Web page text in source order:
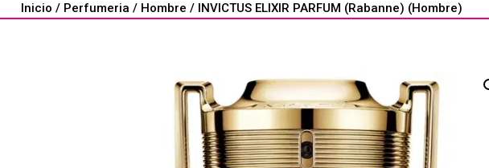
Inicio / Perfumeria / Hombre / INVICTUS ELIXIR PARFUM (Rabanne) (Hombre)